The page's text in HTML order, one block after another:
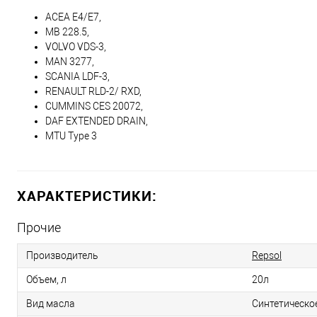
ACEA E4/E7,
MB 228.5,
VOLVO VDS-3,
MAN 3277,
SCANIA LDF-3,
RENAULT RLD-2/ RXD,
CUMMINS CES 20072,
DAF EXTENDED DRAIN,
MTU Type 3
ХАРАКТЕРИСТИКИ:
Прочие
Производитель Repsol
Объем, л 20л
Вид масла